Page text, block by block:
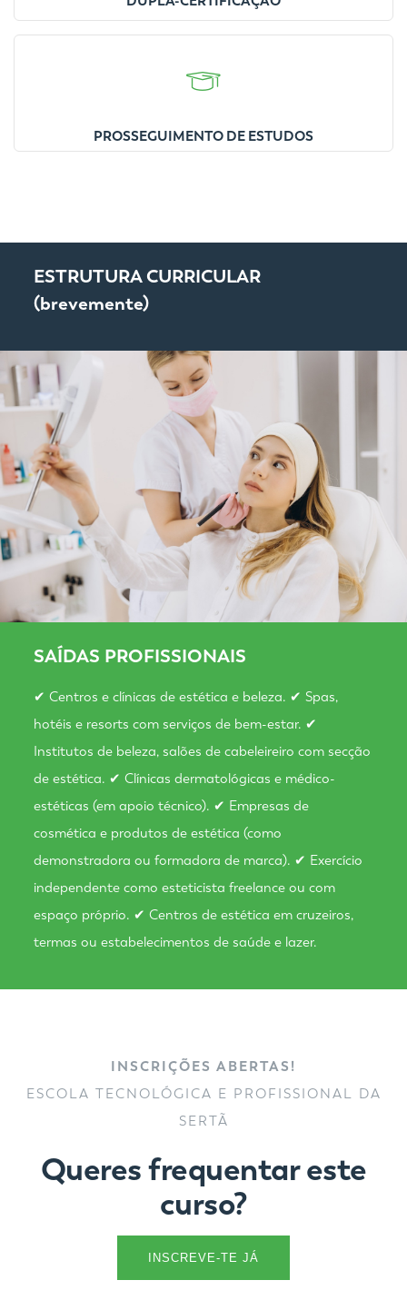
PROSSEGUIMENTO DE ESTUDOS
ESTRUTURA CURRICULAR
(brevemente)
SAÍDAS PROFISSIONAIS
✔ Centros e clínicas de estética e beleza. ✔ Spas,
hotéis e resorts com serviços de bem-estar. ✔
Institutos de beleza, salões de cabeleireiro com secção
de estética. ✔ Clínicas dermatológicas e médico-
estéticas (em apoio técnico). ✔ Empresas de
cosmética e produtos de estética (como
demonstradora ou formadora de marca). ✔ Exercício
independente como esteticista freelance ou com
espaço próprio. ✔ Centros de estética em cruzeiros,
termas ou estabelecimentos de saúde e lazer.
INSCRIÇÕES ABERTAS!
ESCOLA TECNOLÓGICA E PROFISSIONAL DA
SERTÃ
Queres frequentar este
curso?
INSCREVE-TE JÁ